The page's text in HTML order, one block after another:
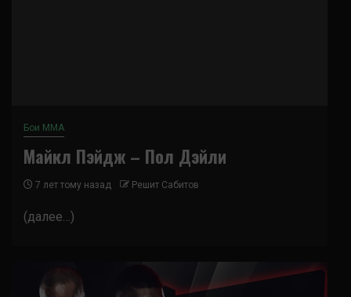
Бои ММА
Майкл Пэйдж – Пол Дэйли
7 лет тому назад Решит Сабитов
(далее…)